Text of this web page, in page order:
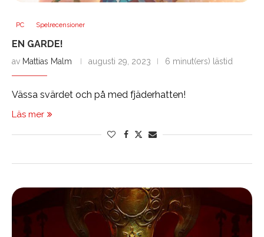
PC Spelrecensioner
EN GARDE!
av Mattias Malm augusti 29, 2023 6 minut(ers) lästid
Vässa svärdet och på med fjäderhatten!
Läs mer